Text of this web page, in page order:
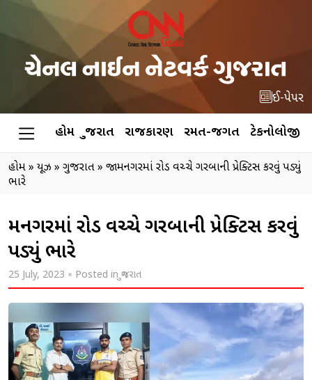
ઈ-પેપર
હોમ ગુજરાત રાજકારણ રમત-જગત ટેકનોલોજી
હોમ» ન્યૂઝ » ગુજરાત» જામનગરમાં રોડ વચ્ચે ગરબાની પ્રેક્ટિસ કરવું પડ્યું
ભારે
જામનગરમાં રોડ વચ્ચે ગરબાની પ્રેક્ટિસ કરવું
પડ્યું ભારે
25 July, 2023 Posted inગુજરાત